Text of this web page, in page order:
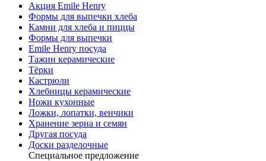
Акция Emile Henry
Формы для выпечки хлеба
Камни для хлеба и пиццы
Формы для выпечки
Emile Henry посуда
Тажин керамические
Тёрки
Кастрюли
Хлебницы керамические
Ножи кухонные
Ложки, лопатки, венчики
Хранение зерна и семян
Другая посуда
Доски разделочные
Специальное предложение